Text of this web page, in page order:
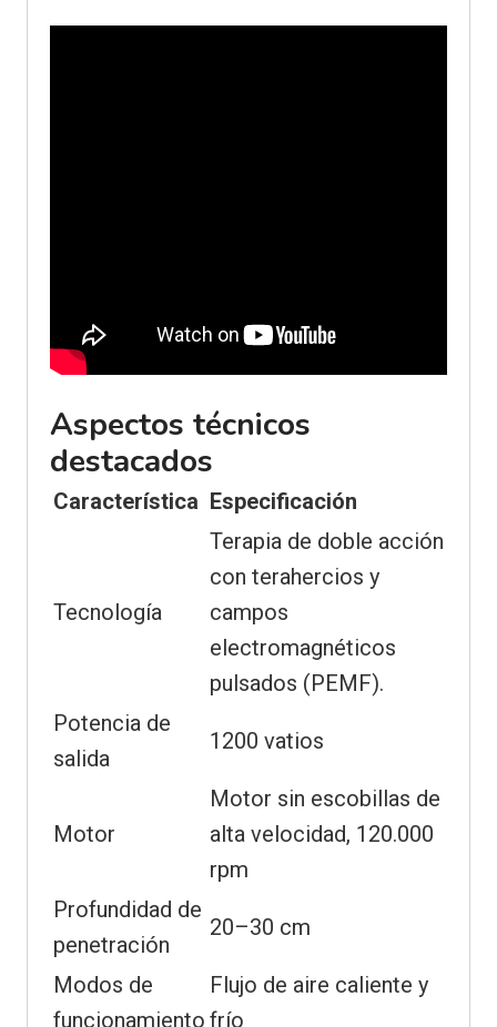
Aspectos técnicos
destacados
Característica Especificación
Tecnología
Terapia de doble acción
con terahercios y
campos
electromagnéticos
pulsados (PEMF).
Potencia de
salida
1200 vatios
Motor
Motor sin escobillas de
alta velocidad, 120.000
rpm
Profundidad de
penetración
20–30 cm
Modos de
funcionamiento
Flujo de aire caliente y
frío